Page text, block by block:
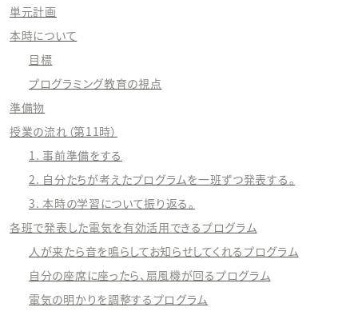
単元計画
本時について
目標
プログラミング教育の視点
準備物
授業の流れ（第11時）
1. 事前準備をする
2. 自分たちが考えたプログラムを一班ずつ発表する。
3. 本時の学習について振り返る。
各班で発表した電気を有効活用できるプログラム
人が来たら音を鳴らしてお知らせしてくれるプログラム
自分の座席に座ったら、扇風機が回るプログラム
電気の明かりを調整するプログラム